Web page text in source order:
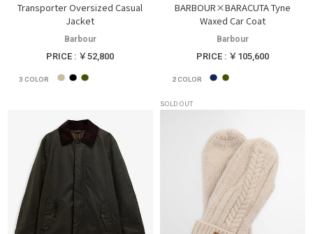
Transporter Oversized Casual
Jacket
Barbour
PRICE : ￥52,800
3 COLOR
BARBOUR×BARACUTA Tyne
Waxed Car Coat
Barbour
PRICE : ￥105,600
2COLOR
SOLD OUT